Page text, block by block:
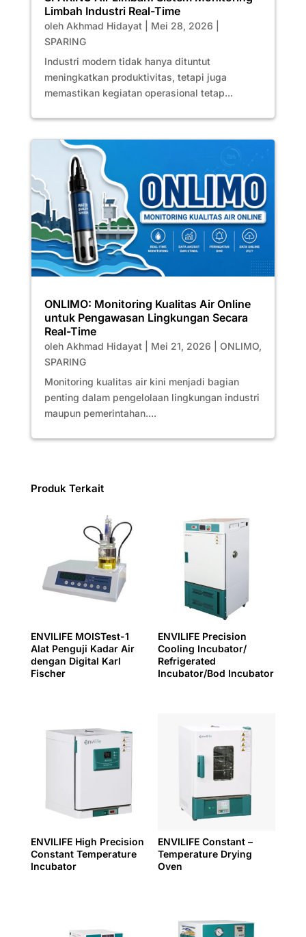
Limbah Industri Real-Time
oleh Akhmad Hidayat| Mei 28, 2026
SPARING
Industri modern tidak hanya dituntut
meningkatkan produktivitas, tetapi juga
memastikan kegiatan operasional tetap...
ONLIMO: Monitoring Kualitas Air Online
untuk Pengawasan Lingkungan Secara
Real-Time
oleh Akhmad Hidayat| Mei 21, 2026 ONLIMO,
SPARING
Monitoring kualitas air kini menjadi bagian
penting dalam pengelolaan lingkungan industri
maupun pemerintahan....
Produk Terkait
ENVILIFE MOISTest-1
Alat Penguji Kadar Air
dengan Digital Karl
Fischer
ENVILIFE Precision
Cooling Incubator/
Refrigerated
Incubator/Bod Incubator
ENVILIFE High Precision
Constant Temperature
Incubator
ENVILIFE Constant –
Temperature Drying
Oven